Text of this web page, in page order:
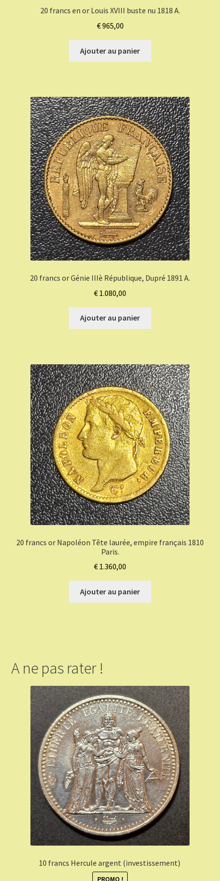
20 francs en or Louis XVIII buste nu 1818 A.
€965,00
Ajouter au panier
20 francs or Génie IIIè République, Dupré 1891 A.
€ 1.080,00
Ajouter au panier
20 francs or Napoléon Tête laurée, empire français 1810
Paris.
€ 1.360,00
Ajouter au panier
A ne pas rater !
10 francs Hercule argent (investissement)
PROMO !